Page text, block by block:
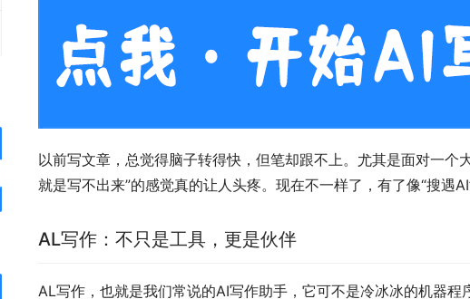
以前写文章，总觉得脑子转得快，但笔却跟不上。尤其是面对一个
就是写不出来”的感觉真的让人头疼。现在不一样了，有了像“搜遇
AL写作：不只是工具，更是伙伴
AL写作，也就是我们常说的AI写作助手，它可不是冷冰冰的机器